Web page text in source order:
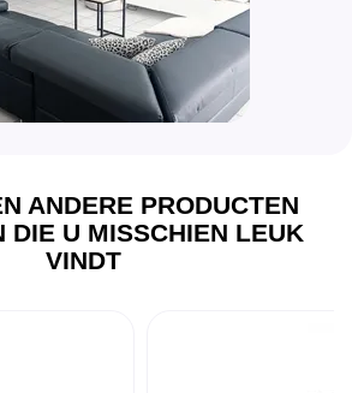
ANDERE PRODUCTEN
DIE U MISSCHIEN LEUK
VINDT